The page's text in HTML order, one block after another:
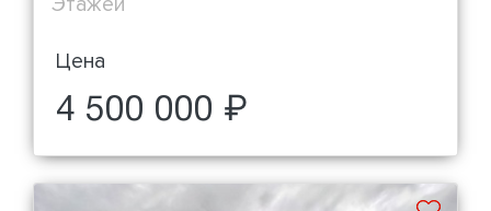
Цена
4 500 000 ₽